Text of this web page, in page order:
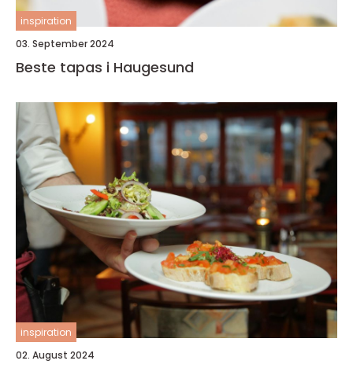
inspiration
03. September 2024
Beste tapas i Haugesund
inspiration
02. August 2024